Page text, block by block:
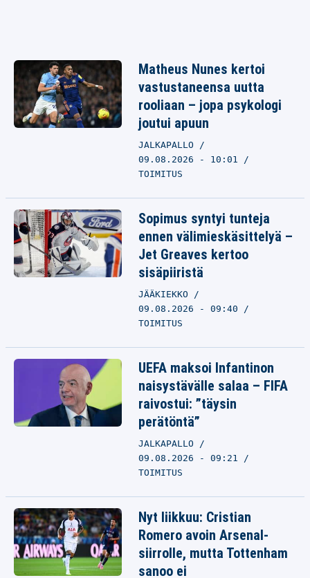
Matheus Nunes kertoi
vastustaneensa uutta
rooliaan – jopa psykologi
joutui apuun
JALKAPALLO
09.08.2026 - 10:01
TOIMITUS
Sopimus syntyi tunteja
ennen välimieskäsittelyä –
Jet Greaves kertoo
sisäpiiristä
JÄÄKIEKKO
09.08.2026 - 09:40
TOIMITUS
UEFA maksoi Infantinon
naisystävälle salaa – FIFA
raivostui: ”täysin
perätöntä”
JALKAPALLO
09.08.2026 - 09:21
TOIMITUS
Nyt liikkuu: Cristian
Romero avoin Arsenal-
siirrolle, mutta Tottenham
sanoo ei